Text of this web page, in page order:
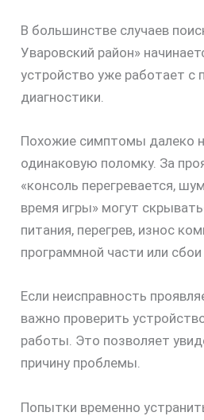
В большинстве случаев
Уваровский район»
устройство уже работает с
диагностики.
Похожие симптомы далеко
одинаковую поломку. За
«консоль перегревается,
время игры» могут
питания, перегрев, износ
программной части или
Если неисправность
важно проверить
работы. Это позволяет
причину проблемы.
Попытки временно